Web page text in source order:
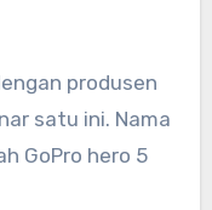
satu ini. Nama
GoPro hero 5